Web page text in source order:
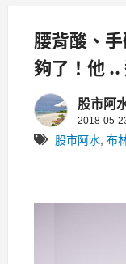
腰背酸、
夠了！他 ..
一次 27％
股市阿
2018-05-
股市阿水 布